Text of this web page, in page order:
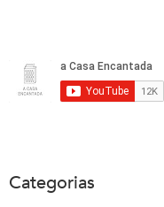
Categorias